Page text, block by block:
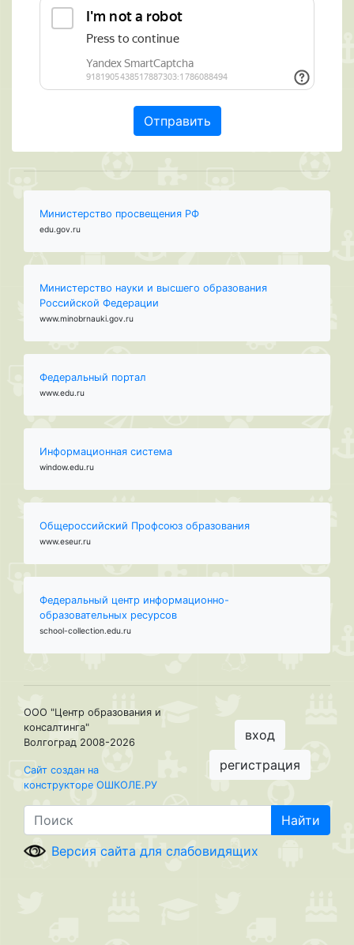
Министерство просвещения РФ
edu.gov.ru
Министерство науки и высшего образования
Российской Федерации
www.minobrnauki.gov.ru
Федеральный портал
www.edu.ru
Информационная система
window.edu.ru
Общероссийский Профсоюз образования
www.eseur.ru
Федеральный центр информационно-
образовательных ресурсов
school-collection.edu.ru
ООО "Центр образования и
консалтинга"
Волгоград 2008-2026
Сайт создан на
конструкторе ОШКОЛЕ.РУ
вход
регистрация
Найти
Версия сайта для слабовидящих